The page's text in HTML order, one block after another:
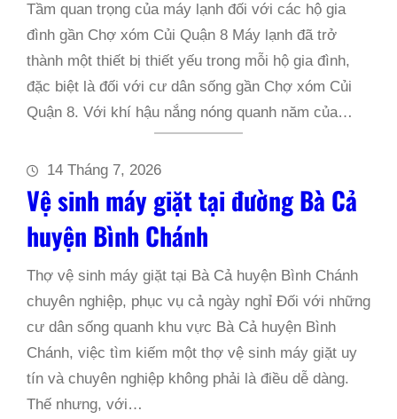
Tầm quan trọng của máy lạnh đối với các hộ gia
đình gần Chợ xóm Củi Quận 8 Máy lạnh đã trở
thành một thiết bị thiết yếu trong mỗi hộ gia đình,
đặc biệt là đối với cư dân sống gần Chợ xóm Củi
Quận 8. Với khí hậu nắng nóng quanh năm của…
14 Tháng 7, 2026
Vệ sinh máy giặt tại đường Bà Cả
huyện Bình Chánh
Thợ vệ sinh máy giặt tại Bà Cả huyện Bình Chánh
chuyên nghiệp, phục vụ cả ngày nghỉ Đối với những
cư dân sống quanh khu vực Bà Cả huyện Bình
Chánh, việc tìm kiếm một thợ vệ sinh máy giặt uy
tín và chuyên nghiệp không phải là điều dễ dàng.
Thế nhưng, với…